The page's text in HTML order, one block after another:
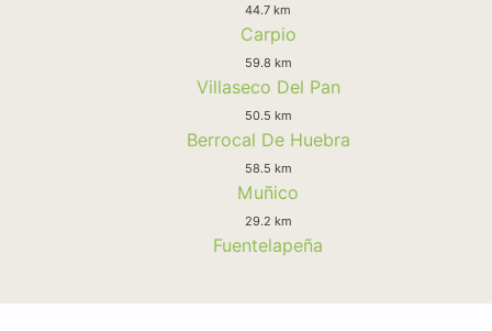
44.7 km
Carpio
59.8 km
Villaseco Del Pan
50.5 km
Berrocal De Huebra
58.5 km
Muñico
29.2 km
Fuentelapeña